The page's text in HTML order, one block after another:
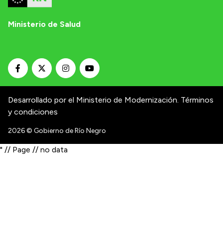
Ministerio de Salud
Desarrollado por el Ministerio de Modernización. Términos
y condiciones
2026© Gobierno de Río Negro
" // Page // no data